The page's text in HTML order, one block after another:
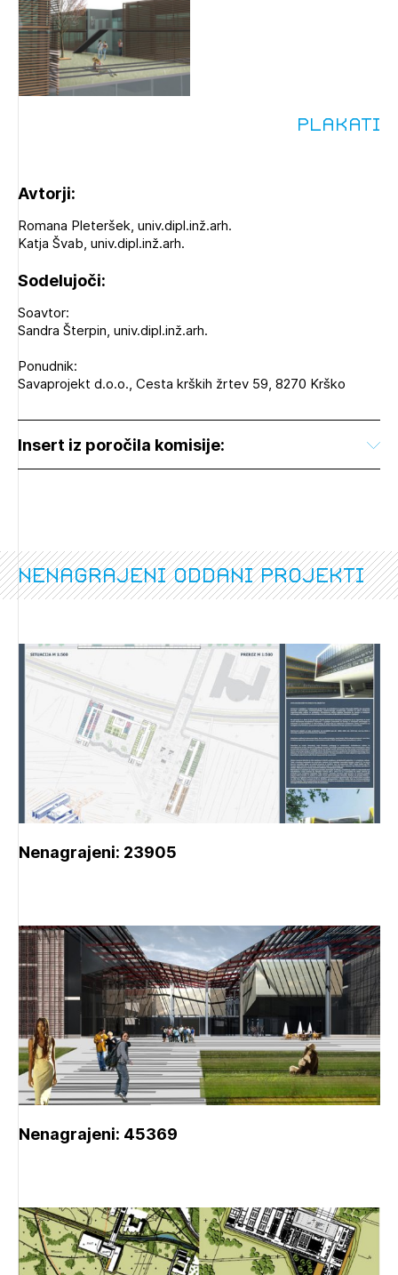
Izbrana vsebina je namenjena le ZAPS
registriranim uporabnikom. Da lahko do njePlakati
Avtorji:
Romana Pleteršek, univ.dipl.inž.arh.
Katja Švab, univ.dipl.inž.arh.
Sodelujoči:
Soavtor:
Sandra Šterpin, univ.dipl.inž.arh.
Ponudnik:
Savaprojekt d.o.o., Cesta krških žrtev 59, 8270 Krško
Insert iz poročila komisije:
nenagrajeni oddani projekti
Nenagrajeni: 23905
Nenagrajeni: 45369